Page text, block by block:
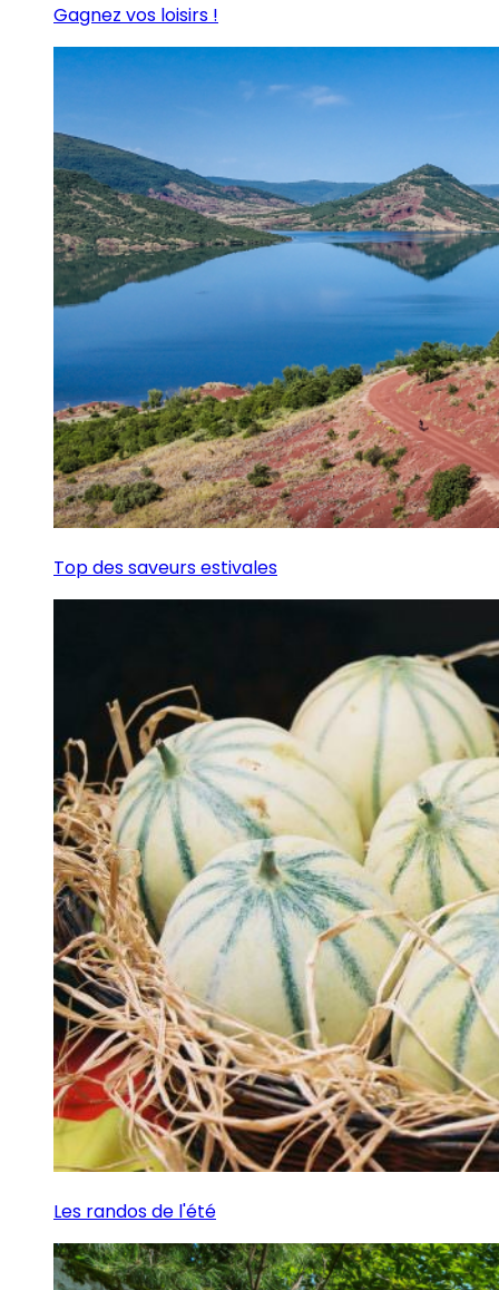
Gagnez vos loisirs !
Top des saveurs estivales
Les randos de l'été